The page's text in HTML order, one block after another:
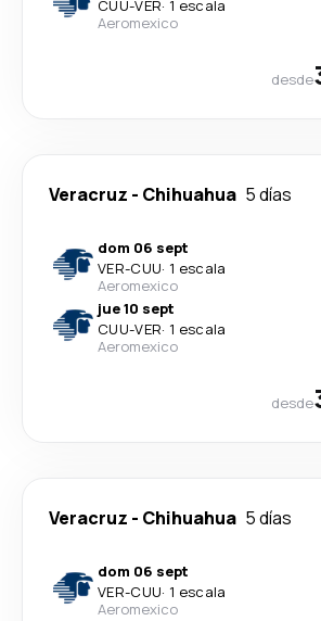
CUU-VER· 1 escala
Aeromexico
desde
Veracruz - Chihuahua 5 días
dom 06 sept
VER-CUU· 1 escala
Aeromexico
jue 10 sept
CUU-VER· 1 escala
Aeromexico
desde
Veracruz - Chihuahua 5 días
dom 06 sept
VER-CUU· 1 escala
Aeromexico